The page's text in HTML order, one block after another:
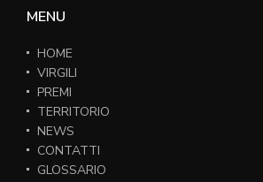
MENU
HOME
VIRGILI
PREMI
TERRITORIO
NEWS
CONTATTI
GLOSSARIO